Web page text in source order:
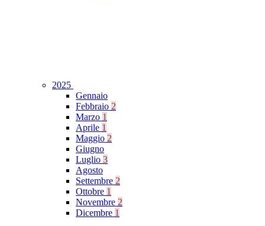
2025
Gennaio
Febbraio 2
Marzo 1
Aprile 1
Maggio 2
Giugno
Luglio 3
Agosto
Settembre 2
Ottobre 1
Novembre 2
Dicembre 1